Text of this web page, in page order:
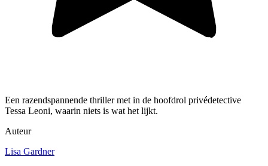
Een razendspannende thriller met in de hoofdrol privédetective
Tessa Leoni, waarin niets is wat het lijkt.
Auteur
Lisa Gardner